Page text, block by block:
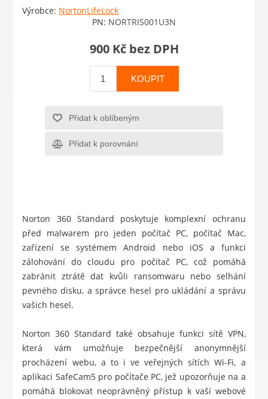
Výrobce: NortonLifeLock
PN: NORTRIS001U3N
900 Kč bez DPH
KOUPIT
Přidat k oblíbeným
Přidat k porovnání
Norton 360 Standard poskytuje komplexní ochranu
před malwarem pro jeden počítač PC, počítač Mac,
zařízení se systémem Android nebo iOS a funkci
zálohování do cloudu pro počítač PC, což pomáhá
zabránit ztrátě dat kvůli ransomwaru nebo selhání
pevného disku, a správce hesel pro ukládání a správu
vašich hesel.
Norton 360 Standard také obsahuje funkci sítě VPN,
která vám umožňuje bezpečnější anonymnější
procházení webu, a to i ve veřejných sítích Wi-Fi, a
aplikaci SafeCam5 pro počítače PC, jež upozorňuje na a
pomáhá blokovat neoprávněný přístup k vaší webové